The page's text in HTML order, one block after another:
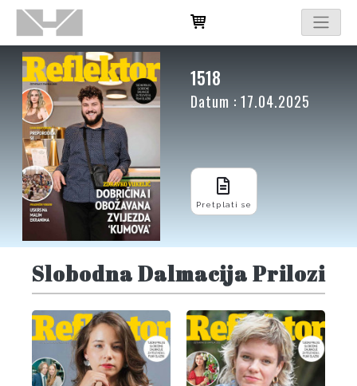
1518
Datum : 17.04.2025
Pretplati se
Slobodna Dalmacija Prilozi